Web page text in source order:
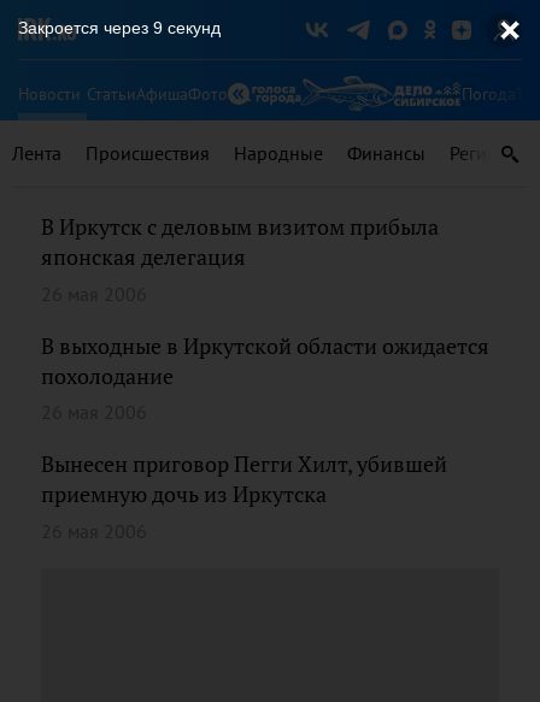
Новости СтатьиАфишаФото Погода
Лента Происшествия Народные Финансы Регионы
В Иркутск с деловым визитом прибыла
японская делегация
В выходные в Иркутской области ожидается
похолодание
Вынесен приговор Пегги Хилт, убившей
приемную дочь из Иркутска
Закроется через 9 секунд